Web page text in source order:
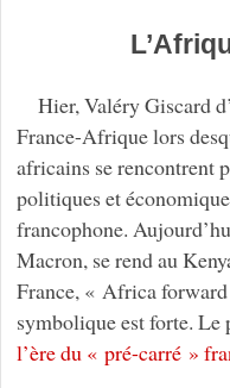
Hier, Valéry Giscard
France-Afrique lors
africains se rencontrent
politiques et
francophone.
Macron, se rend au
France, « Africa
symbolique est forte. Le
l’ère du « pré-carré »